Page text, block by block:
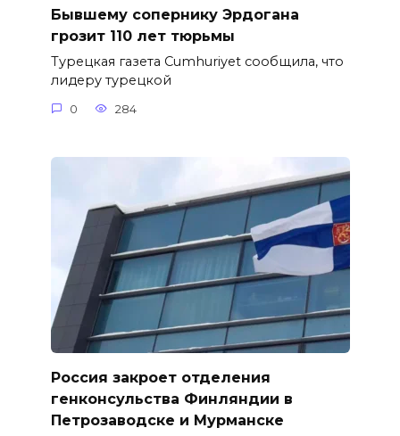
Бывшему сопернику Эрдогана
грозит 110 лет тюрьмы
Турецкая газета Cumhuriyet сообщила, что
лидеру турецкой
0 284
Россия закроет отделения
генконсульства Финляндии в
Петрозаводске и Мурманске